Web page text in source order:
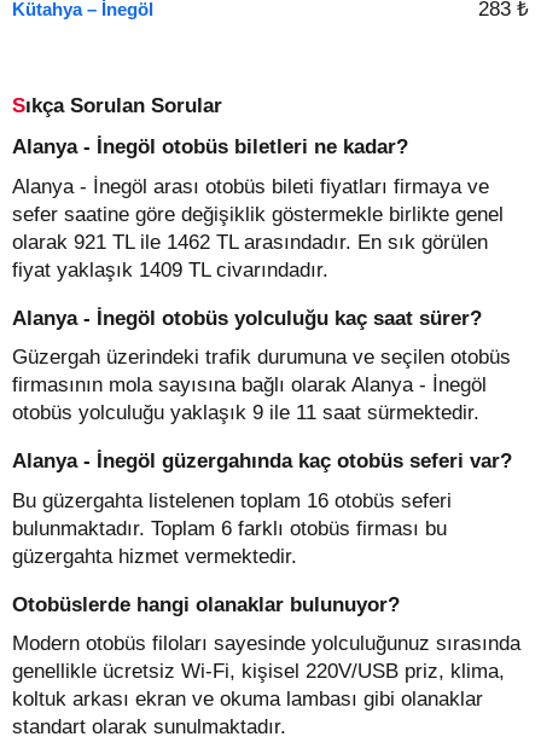
Kütahya – İnegöl 283 ₺
Sıkça Sorulan Sorular
Alanya - İnegöl otobüs biletleri ne kadar?
Alanya - İnegöl arası otobüs bileti fiyatları firmaya ve
sefer saatine göre değişiklik göstermekle birlikte genel
olarak 921 TL ile 1462 TL arasındadır. En sık görülen
fiyat yaklaşık 1409 TL civarındadır.
Alanya - İnegöl otobüs yolculuğu kaç saat sürer?
Güzergah üzerindeki trafik durumuna ve seçilen otobüs
firmasının mola sayısına bağlı olarak Alanya - İnegöl
otobüs yolculuğu yaklaşık 9 ile 11 saat sürmektedir.
Alanya - İnegöl güzergahında kaç otobüs seferi var?
Bu güzergahta listelenen toplam 16 otobüs seferi
bulunmaktadır. Toplam 6 farklı otobüs firması bu
güzergahta hizmet vermektedir.
Otobüslerde hangi olanaklar bulunuyor?
Modern otobüs filoları sayesinde yolculuğunuz sırasında
genellikle ücretsiz Wi-Fi, kişisel 220V/USB priz, klima,
koltuk arkası ekran ve okuma lambası gibi olanaklar
standart olarak sunulmaktadır.